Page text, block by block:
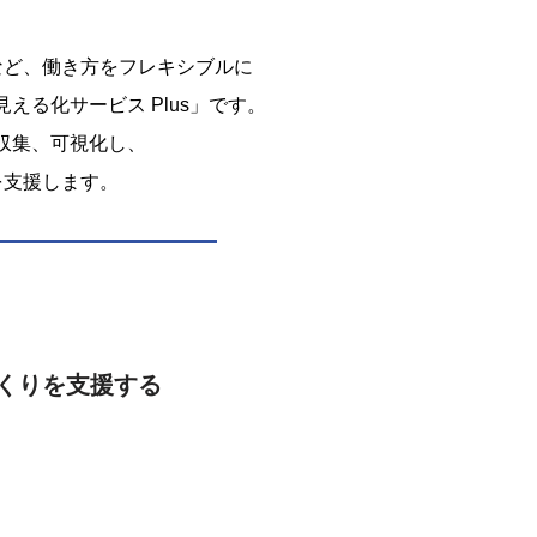
、働き方をフレキシブルに
る化サービス Plus」です。
、可視化し、
援します。
りを支援する